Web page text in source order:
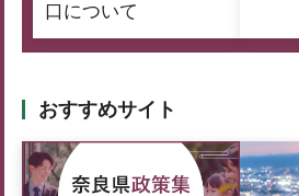
口について
おすすめサイト